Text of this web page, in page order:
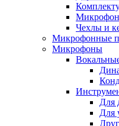
Чехлы и
Микрофонные
Микрофоны
Для
Для